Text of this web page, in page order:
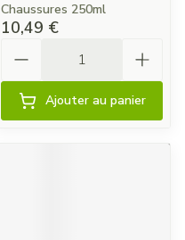
Chaussures 250ml
10,49 €
Ajouter au panier